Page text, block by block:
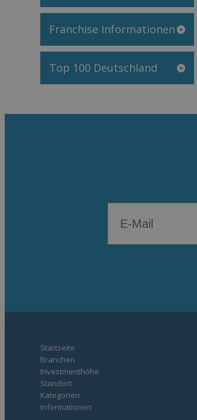
Franchise Informationen
Top 100 Deutschland
Startseite
Branchen
Investmenthöhe
Standort
Kategorien
Informationen